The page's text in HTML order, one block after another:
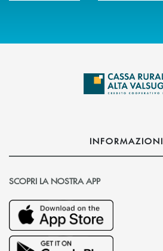
INFORMAZIONI
SCOPRI LA NOSTRA APP